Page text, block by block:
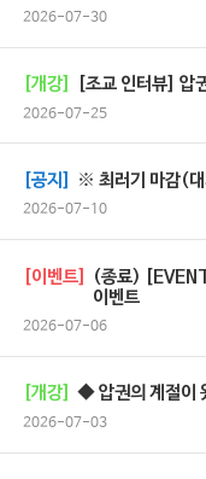
2026-07-30
[개강] [조교 인터뷰] 압
2026-07-25
[공지] ※ 최러기 마감(
2026-07-10
[이벤트]
(종료)
이벤트
2026-07-06
[개강] ◆ 압권의 계절이
2026-07-03